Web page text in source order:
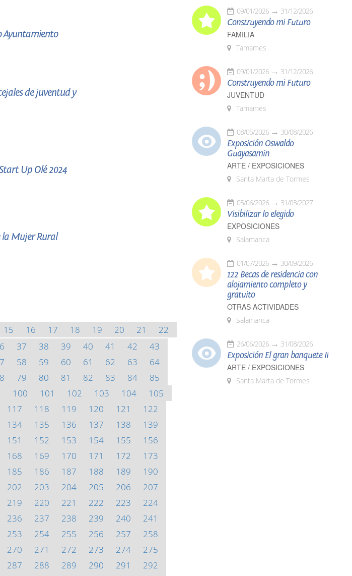
Ayuntamiento
de juventud y
Up Olé 2024
la Mujer Rural
15 16 17 18 19 20 21
22
37 38 39 40 41 42
43
58 59 60 61 62 63
64
79 80 81 82 83 84
85
100 101 102 103 104
105
117 118 119 120 121
122
134 135 136 137 138
139
151 152 153 154 155
156
168 169 170 171 172
173
185 186 187 188 189
190
202 203 204 205 206
207
219 220 221 222 223
224
236 237 238 239 240
241
253 254 255 256 257
258
270 271 272 273 274
275
287 288 289 290 291
292
09/01/2026 31/12/2026
Construyendo mi Futuro
FAMILIA
Tamames
09/01/2026 31/12/2026
Construyendo mi Futuro
JUVENTUD
Tamames
08/05/2026 30/08/2026
Exposición Oswaldo
Guayasamín
ARTE / EXPOSICIONES
Santa Marta de Tormes
05/06/2026 31/03/2027
Visibilizar lo elegido
EXPOSICIONES
Salamanca
01/07/2026 30/09/2026
122 Becas de residencia con
alojamiento completo y
gratuito
OTRAS ACTIVIDADES
Salamanca
26/06/2026 31/08/2026
Exposición El gran banquete II
ARTE / EXPOSICIONES
Santa Marta de Tormes